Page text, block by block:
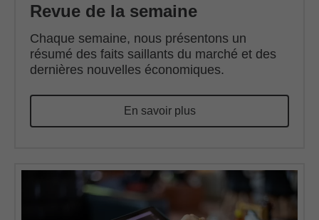
Revue de la semaine
Chaque semaine, nous présentons un
résumé des faits saillants du marché et des
dernières nouvelles économiques.
En savoir plus